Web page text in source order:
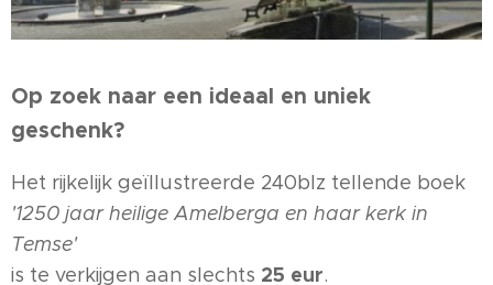
Op zoek naar een ideaal en uniek
geschenk?
Het rijkelijk geïllustreerde 240blz tellende boek
'1250 jaar heilige Amelberga en haar kerk in
Temse'
is te verkijgen aan slechts 25 eur.